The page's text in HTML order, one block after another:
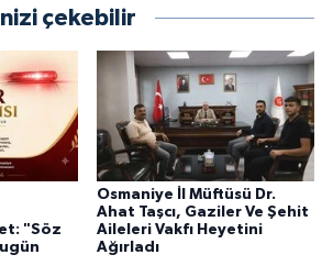
çekebilir
"Söz
Osmaniye İl Müftüsü Dr.
Ahat Taşcı, Gaziler Ve Şehit
Aileleri Vakfı Heyetini
Ağırladı